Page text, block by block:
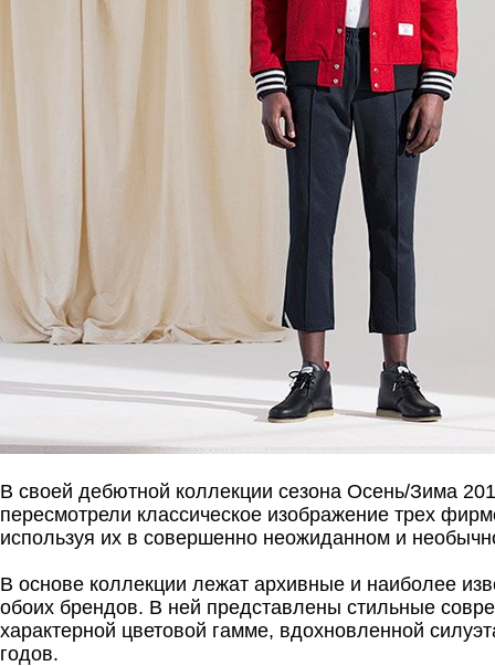
В своей дебютной коллекции сезона Осень/Зима
пересмотрели классическое изображение трех
используя их в совершенно неожиданном и
В основе коллекции лежат архивные и наиболее
обоих брендов. В ней представлены стильные
характерной цветовой гамме, вдохновленной
годов.